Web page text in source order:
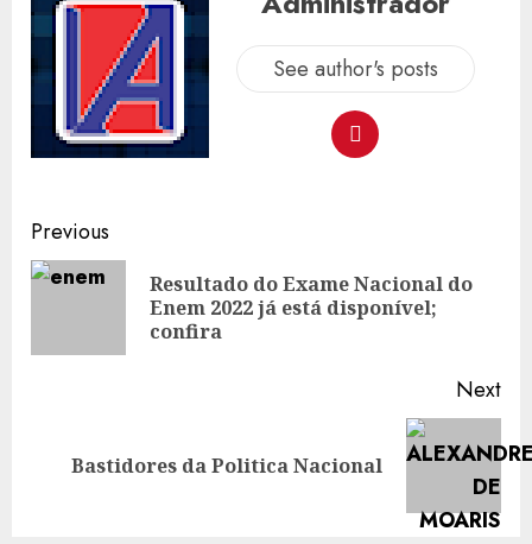
See author's posts
Post
navigation
Previous
Resultado do Exame Nacional do
Enem 2022 já está disponível;
confira
Next
NextBastidores da Politica Nacional